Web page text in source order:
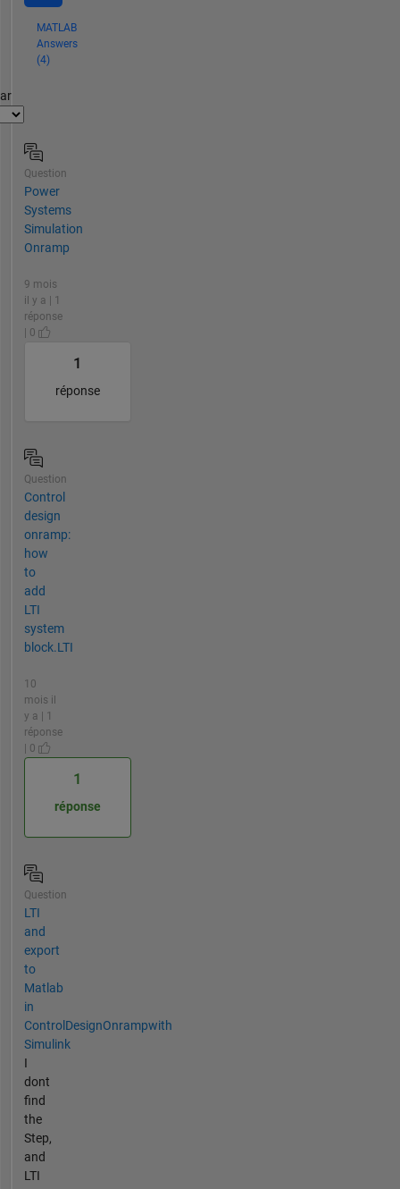
MATLAB
Answers
(4)
Question
Power
Systems
Simulation
Onramp
9 mois
il y a | 1
réponse
| 0
1
réponse
Question
Control
design
onramp:
how
to
add
LTI
system
block.LTI
10
mois il
y a | 1
réponse
| 0
1
réponse
Question
LTI
and
export
to
Matlab
in
ControlDesignOnrampwith
Simulink
I
dont
find
the
Step,
and
LTI